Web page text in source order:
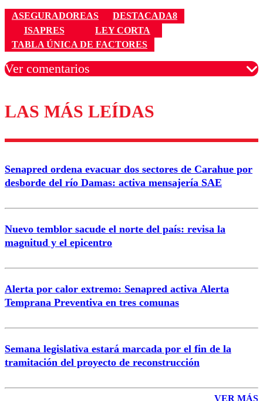
ASEGURADOREAS
DESTACADA8
ISAPRES
LEY CORTA
TABLA ÚNICA DE FACTORES
Ver comentarios
Los comentarios son moderados para garantizar un
diálogo respetuoso.
Correo
LAS MÁS LEÍDAS
Senapred ordena evacuar dos sectores de Carahue por
desborde del río Damas: activa mensajería SAE
Nuevo temblor sacude el norte del país: revisa la
magnitud y el epicentro
Alerta por calor extremo: Senapred activa Alerta
Temprana Preventiva en tres comunas
Semana legislativa estará marcada por el fin de la
tramitación del proyecto de reconstrucción
VER MÁS